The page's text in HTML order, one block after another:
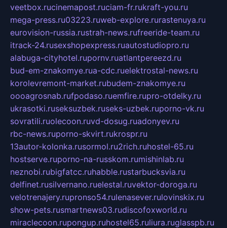
veetbox.rucinemapost.ruciam-fr.rukraft-you.ru
mega-press.ru03223.ruweb-explore.rurastenuya.ru
eurovision-russia.rustrah-news.rufreeride-team.ru
itrack-24.rusexshopexpress.ruautostudiopro.ru
alabuga-cityhotel.rupornv.ruatlantpereezd.ru
bud-em-znakomye.rua-cdc.ruelektrostal-news.ru
korolevremont-market.rubudem-znakomye.ru
oooagrosnab.rufpodaso.ruemfire.rupro-otdelky.ru
ukrasotki.ruseksuzbek.ruseks-uzbek.ruporno-vk.ru
sovratili.ruolecoon.ruvd-dosug.ruadonyev.ru
rbc-news.ruporno-skvirt.rukrospr.ru
13autor-kolonka.rusormol.ru2rich.ruhostel-65.ru
hostserve.ruporno-na-russkom.rumishinlab.ru
neznobi.rubigfatcc.ruhabble.rustarbucksvia.ru
delfinet.rusilvernano.ruelestal.ruvektor-doroga.ru
velotrenajery.rupronso54.rulenasever.rulovinskix.ru
show-pets.rusmartnews03.rudiscofoxworld.ru
miraclecoon.rupongup.ruhostel65.ruliura.ruglasspb.ru